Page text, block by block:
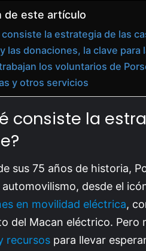
de este artículo
consiste la estrategia de las
las donaciones, la clave para
los voluntarios de
y otros servicios
consiste la
sus 75 años de historia,
desde el
en movilidad eléctrica,
del Macan eléctrico. Pero
recursos para llevar